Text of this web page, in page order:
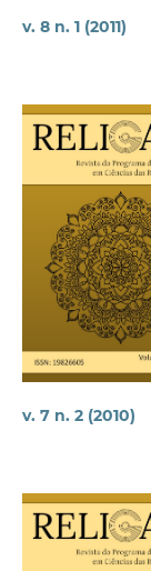
v. 8 n. 1 (2011)
v. 7 n. 2 (2010)